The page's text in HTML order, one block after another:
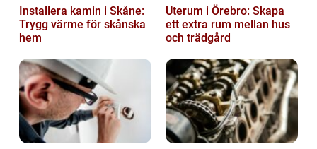
Installera kamin i Skåne:
Trygg värme för skånska
hem
Uterum i Örebro: Skapa
ett extra rum mellan hus
och trädgård